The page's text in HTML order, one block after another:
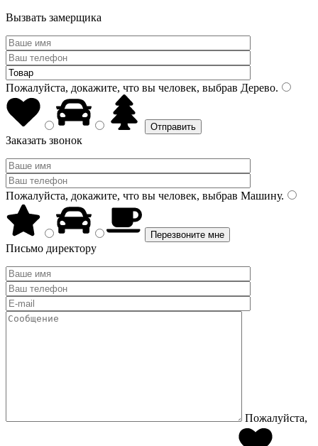
Вызвать замерщика
Пожалуйста, докажите, что вы человек, выбрав Дерево.
Заказать звонок
Пожалуйста, докажите, что вы человек, выбрав Машину.
Письмо директору
Пожалуйста,